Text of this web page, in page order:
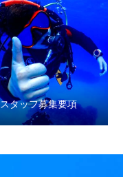
スタッフ募集要項